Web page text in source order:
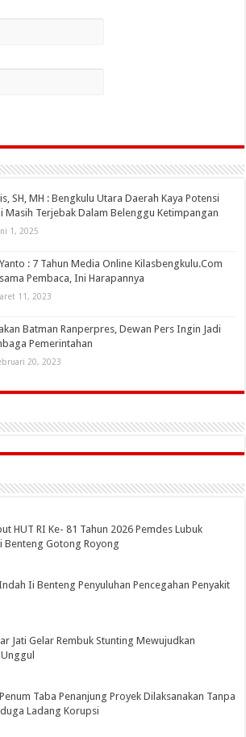
SH, MH : Bengkulu Utara Daerah Kaya Potensi
Masih Terjebak Dalam Belenggu Ketimpangan
1, 2025
: 7 Tahun Media Online Kilasbengkulu.Com
Pembaca, Ini Harapannya
11, 2023
Batman Ranperpres, Dewan Pers Ingin Jadi
Pemerintahan
20, 2023
HUT RI Ke- 81 Tahun 2026 Pemdes Lubuk
Benteng Gotong Royong
Ii Benteng Penyuluhan Pencegahan Penyakit
Jati Gelar Rembuk Stunting Mewujudkan
Taba Penanjung Proyek Dilaksanakan Tanpa
Ladang Korupsi